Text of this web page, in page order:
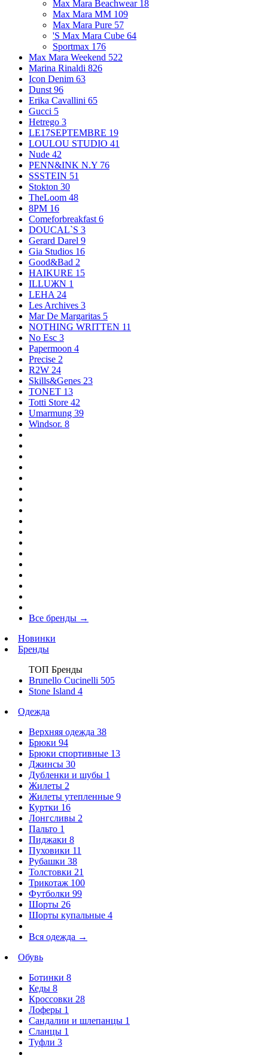
Max Mara Beachwear 18
Max Mara MM 109
Max Mara Pure 57
'S Max Mara Cube 64
Sportmax 176
Max Mara Weekend 522
Marina Rinaldi 826
Icon Denim 63
Dunst 96
Erika Cavallini 65
Gucci 5
Hetrego 3
LE17SEPTEMBRE 19
LOULOU STUDIO 41
Nude 42
PENN&INK N.Y 76
SSSTEIN 51
Stokton 30
TheLoom 48
8PM 16
Comeforbreakfast 6
DOUCAL`S 3
Gerard Darel 9
Gia Studios 16
Good&Bad 2
HAIKURE 15
ILLUЖN 1
LEHA 24
Les Archives 3
Mar De Margaritas 5
NOTHING WRITTEN 11
No Esc 3
Papermoon 4
Precise 2
R2W 24
Skills&Genes 23
TONET 13
Totti Store 42
Umarmung 39
Windsor. 8
Все бренды →
Новинки
Бренды
ТОП Бренды
Brunello Cucinelli 505
Stone Island 4
Одежда
Верхняя одежда 38
Брюки 94
Брюки спортивные 13
Джинсы 30
Дубленки и шубы 1
Жилеты 2
Жилеты утепленные 9
Куртки 16
Лонгсливы 2
Пальто 1
Пиджаки 8
Пуховики 11
Рубашки 38
Толстовки 21
Трикотаж 100
Футболки 99
Шорты 26
Шорты купальные 4
Вся одежда →
Обувь
Ботинки 8
Кеды 8
Кроссовки 28
Лоферы 1
Сандалии и шлепанцы 1
Сланцы 1
Туфли 3